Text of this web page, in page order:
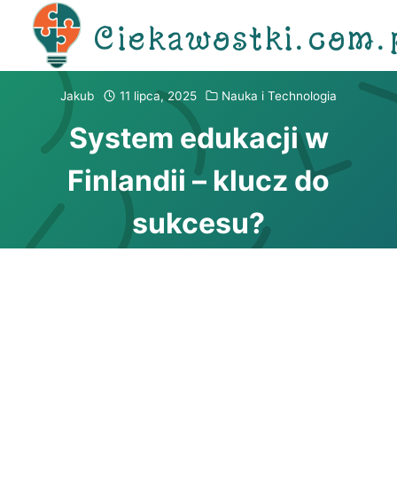
Przejdź
Jakub 11 lipca, 2025 Nauka i Technologia
System edukacji w
Finlandii – klucz do
sukcesu?